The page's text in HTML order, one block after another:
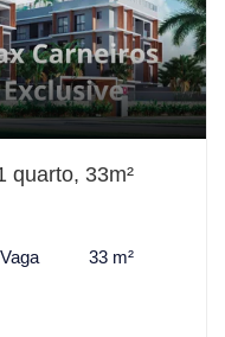
quarto, 33m²
33 m²